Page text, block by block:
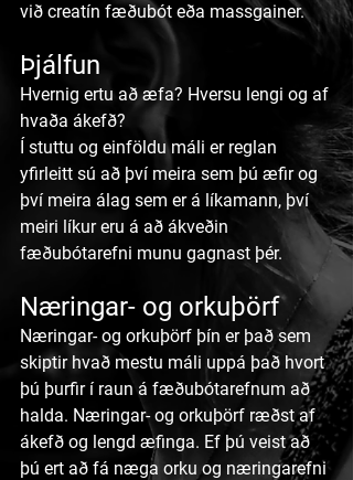
við creatín fæðubót eða massgainer.
Þjálfun
Hvernig ertu að æfa? Hversu lengi og af
hvaða ákefð?
Í stuttu og einföldu máli er reglan
yfirleitt sú að því meira sem þú æfir og
því meira álag sem er á líkamann, því
meiri líkur eru á að ákveðin
fæðubótarefni munu gagnast þér.
Næringar- og orkuþörf
Næringar- og orkuþörf þín er það sem
skiptir hvað mestu máli uppá það hvort
þú þurfir í raun á fæðubótarefnum að
halda. Næringar- og orkuþörf ræðst af
ákefð og lengd æfinga. Ef þú veist að
þú ert að fá næga orku og næringarefni